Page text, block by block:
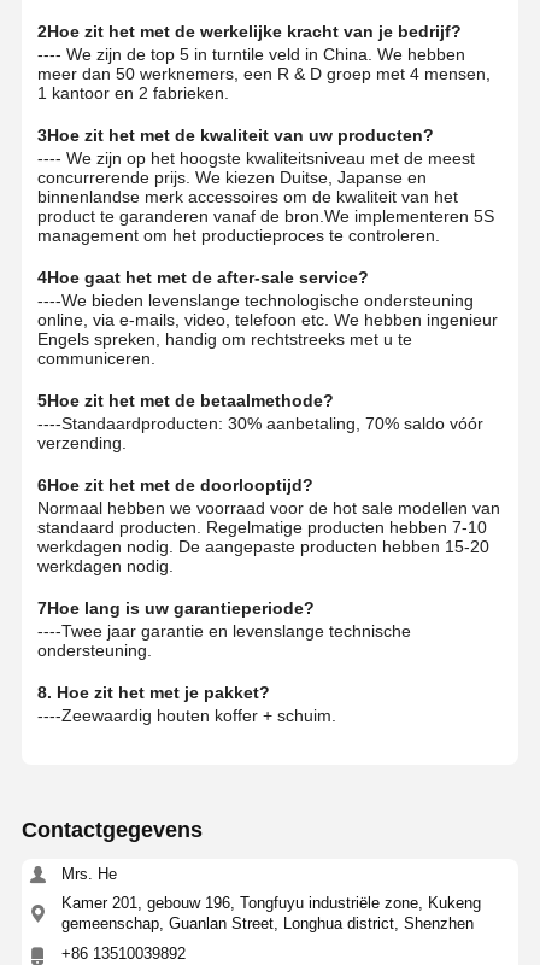
2Hoe zit het met de werkelijke kracht van je bedrijf?
---- We zijn de top 5 in turntile veld in China. We hebben
meer dan 50 werknemers, een R & D groep met 4 mensen,
1 kantoor en 2 fabrieken.
3Hoe zit het met de kwaliteit van uw producten?
---- We zijn op het hoogste kwaliteitsniveau met de meest
concurrerende prijs. We kiezen Duitse, Japanse en
binnenlandse merk accessoires om de kwaliteit van het
product te garanderen vanaf de bron.We implementeren 5S
management om het productieproces te controleren.
4Hoe gaat het met de after-sale service?
----We bieden levenslange technologische ondersteuning
online, via e-mails, video, telefoon etc. We hebben ingenieur
Engels spreken, handig om rechtstreeks met u te
communiceren.
5Hoe zit het met de betaalmethode?
----Standaardproducten: 30% aanbetaling, 70% saldo vóór
verzending.
6Hoe zit het met de doorlooptijd?
Normaal hebben we voorraad voor de hot sale modellen van
standaard producten. Regelmatige producten hebben 7-10
werkdagen nodig. De aangepaste producten hebben 15-20
werkdagen nodig.
7Hoe lang is uw garantieperiode?
----Twee jaar garantie en levenslange technische
ondersteuning.
8. Hoe zit het met je pakket?
----Zeewaardig houten koffer + schuim.
Contactgegevens
Mrs. He
Kamer 201, gebouw 196, Tongfuyu industriële zone, Kukeng
gemeenschap, Guanlan Street, Longhua district, Shenzhen
+86 13510039892